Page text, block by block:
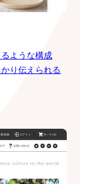
ような構成
り伝えられる